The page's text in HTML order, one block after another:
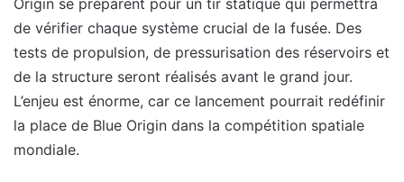
Origin se préparent pour un tir statique qui permettra
de vérifier chaque système crucial de la fusée. Des
tests de propulsion, de pressurisation des réservoirs et
de la structure seront réalisés avant le grand jour.
L’enjeu est énorme, car ce lancement pourrait redéfinir
la place de Blue Origin dans la compétition spatiale
mondiale.